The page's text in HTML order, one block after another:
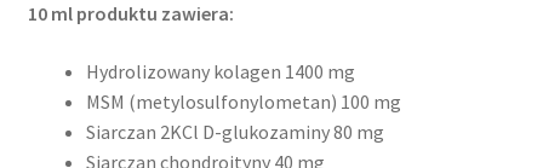
10 ml produktu zawiera:
Hydrolizowany kolagen 1400 mg
MSM (metylosulfonylometan) 100 mg
Siarczan 2KCl D-glukozaminy 80 mg
Siarczan chondroityny 40 mg